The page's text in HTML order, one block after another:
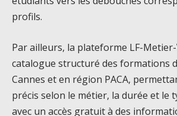
profils.
Par ailleurs, la plateforme LF-
catalogue structuré des formations
Cannes et en région PACA,
précis selon le métier, la durée et le
avec un accès gratuit à des